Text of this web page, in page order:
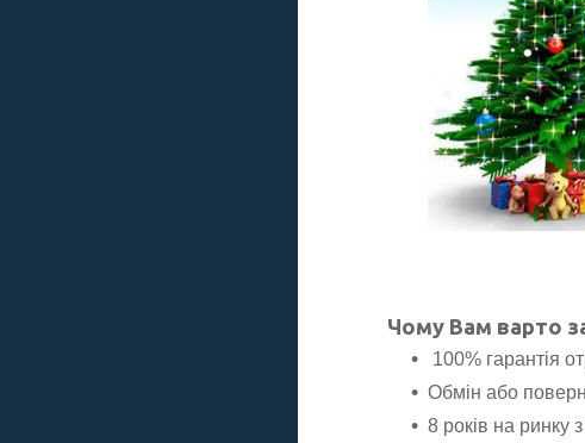
Чому Вам варто
100% гарантія
Обмін або
8 років на ринку